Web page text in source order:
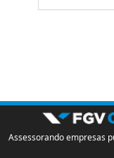
Assessorando empresas